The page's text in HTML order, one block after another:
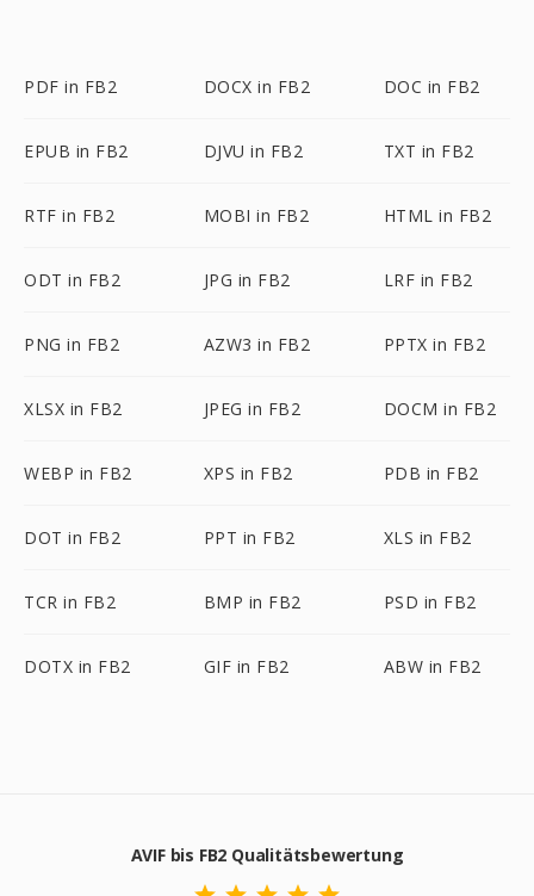
PDF in FB2 DOCX in FB2 DOC in FB2
EPUB in FB2 DJVU in FB2 TXT in FB2
RTF in FB2 MOBI in FB2 HTML in FB2
ODT in FB2 JPG in FB2 LRF in FB2
PNG in FB2 AZW3 in FB2 PPTX in FB2
XLSX in FB2 JPEG in FB2 DOCM in FB2
WEBP in FB2 XPS in FB2 PDB in FB2
DOT in FB2 PPT in FB2 XLS in FB2
TCR in FB2 BMP in FB2 PSD in FB2
DOTX in FB2 GIF in FB2 ABW in FB2
AVIF bis FB2 Qualitätsbewertung